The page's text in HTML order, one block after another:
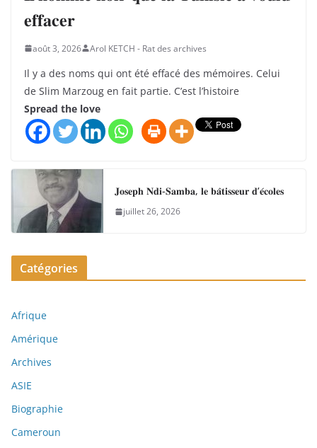
𝐞𝐟𝐟𝐚𝐜𝐞𝐫
août 3, 2026 Arol KETCH - Rat des archives
Il y a des noms qui ont été effacé des mémoires. Celui
de Slim Marzoug en fait partie. C’est l’histoire
Spread the love
𝐉𝐨𝐬𝐞𝐩𝐡 𝐍𝐝𝐢-𝐒𝐚𝐦𝐛𝐚, 𝐥𝐞 𝐛𝐚̂𝐭𝐢𝐬𝐬𝐞𝐮𝐫 𝐝’𝐞́𝐜𝐨𝐥𝐞𝐬
juillet 26, 2026
Catégories
Afrique
Amérique
Archives
ASIE
Biographie
Cameroun